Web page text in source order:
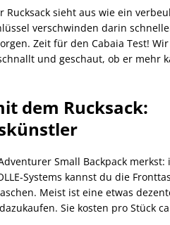
Rucksack sieht aus wie ein
verschwinden darin
Zeit für den Cabaia Test!
und geschaut, ob er mehr
dem Rucksack:
Small Backpack merkst:
Systems kannst du die
Meist ist eine etwas
Sie kosten pro Stück